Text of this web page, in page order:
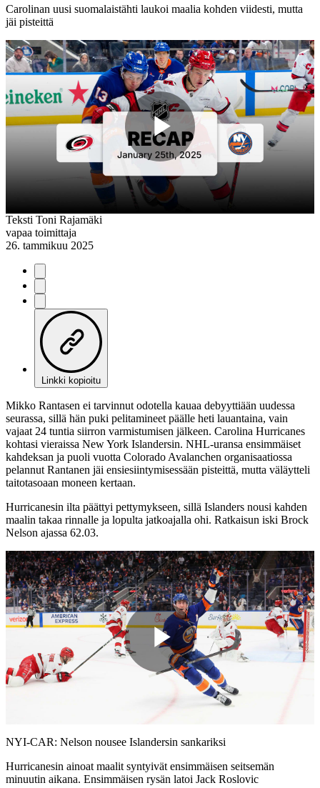
Carolinan uusi suomalaistähti laukoi maalia kohden viidesti, mutta
jäi pisteittä
Play
Teksti Toni Rajamäki
vapaa toimittaja
26. tammikuu 2025
Linkki kopioitu
Mikko Rantasen ei tarvinnut odotella kauaa debyyttiään uudessa
seurassa, sillä hän puki pelitamineet päälle heti lauantaina, vain
vajaat 24 tuntia siirron varmistumisen jälkeen. Carolina Hurricanes
kohtasi vieraissa New York Islandersin. NHL-uransa ensimmäiset
kahdeksan ja puoli vuotta Colorado Avalanchen organisaatiossa
pelannut Rantanen jäi ensiesiintymisessään pisteittä, mutta väläytteli
taitotasoaan moneen kertaan.
Hurricanesin ilta päättyi pettymykseen, sillä Islanders nousi kahden
maalin takaa rinnalle ja lopulta jatkoajalla ohi. Ratkaisun iski Brock
Nelson ajassa 62.03.
Play
Video
NYI-CAR: Nelson nousee Islandersin sankariksi
Hurricanesin ainoat maalit syntyivät ensimmäisen seitsemän
minuutin aikana. Ensimmäisen rysän latoi Jack Roslovic